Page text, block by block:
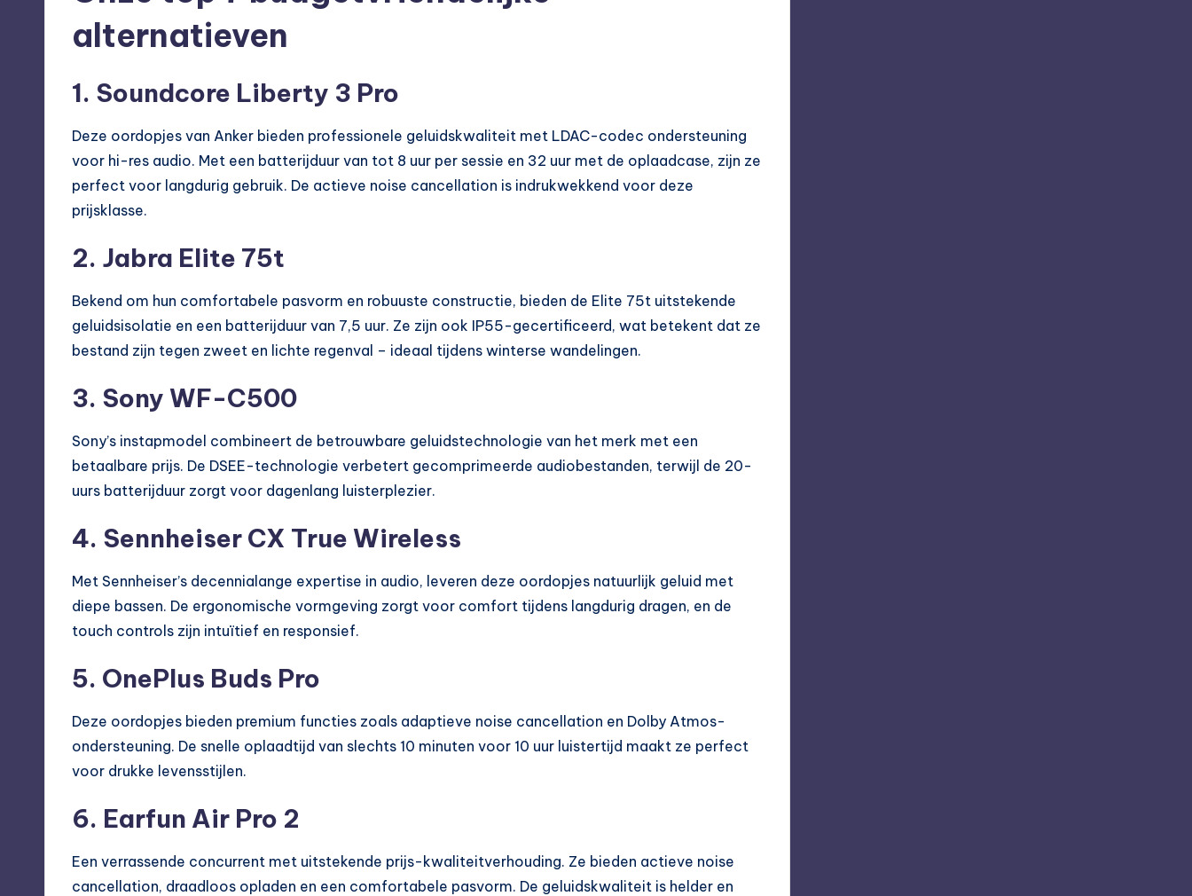
alternatieven
1. Soundcore Liberty 3 Pro
Deze oordopjes van Anker bieden professionele geluidskwaliteit met LDAC-codec ondersteuning
voor hi-res audio. Met een batterijduur van tot 8 uur per sessie en 32 uur met de oplaadcase, zijn ze
perfect voor langdurig gebruik. De actieve noise cancellation is indrukwekkend voor deze
prijsklasse.
2. Jabra Elite 75t
Bekend om hun comfortabele pasvorm en robuuste constructie, bieden de Elite 75t uitstekende
geluidsisolatie en een batterijduur van 7,5 uur. Ze zijn ook IP55-gecertificeerd, wat betekent dat ze
bestand zijn tegen zweet en lichte regenval – ideaal tijdens winterse wandelingen.
3. Sony WF-C500
Sony’s instapmodel combineert de betrouwbare geluidstechnologie van het merk met een
betaalbare prijs. De DSEE-technologie verbetert gecomprimeerde audiobestanden, terwijl de 20-
uurs batterijduur zorgt voor dagenlang luisterplezier.
4. Sennheiser CX True Wireless
Met Sennheiser’s decennialange expertise in audio, leveren deze oordopjes natuurlijk geluid met
diepe bassen. De ergonomische vormgeving zorgt voor comfort tijdens langdurig dragen, en de
touch controls zijn intuïtief en responsief.
5. OnePlus Buds Pro
Deze oordopjes bieden premium functies zoals adaptieve noise cancellation en Dolby Atmos-
ondersteuning. De snelle oplaadtijd van slechts 10 minuten voor 10 uur luistertijd maakt ze perfect
voor drukke levensstijlen.
6. Earfun Air Pro 2
Een verrassende concurrent met uitstekende prijs-kwaliteitverhouding. Ze bieden actieve noise
cancellation, draadloos opladen en een comfortabele pasvorm. De geluidskwaliteit is helder en